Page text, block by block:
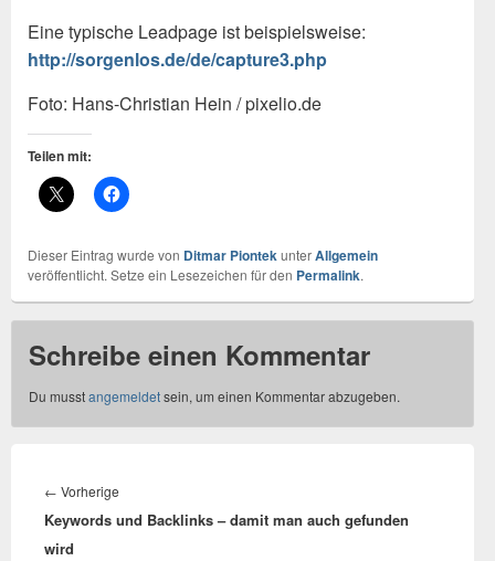
Eine typische Leadpage ist beispielsweise:
http://sorgenlos.de/de/capture3.php
Foto: Hans-Christian Hein / pixelio.de
Teilen mit:
Dieser Eintrag wurde von Ditmar PiontekunterAllgemein
veröffentlicht. Setze ein Lesezeichen für den Permalink.
Schreibe einen Kommentar
Du musstangemeldetsein, um einen Kommentar abzugeben.
← Vorherige
Beitrag:
Keywords und Backlinks – damit man auch gefunden
wird